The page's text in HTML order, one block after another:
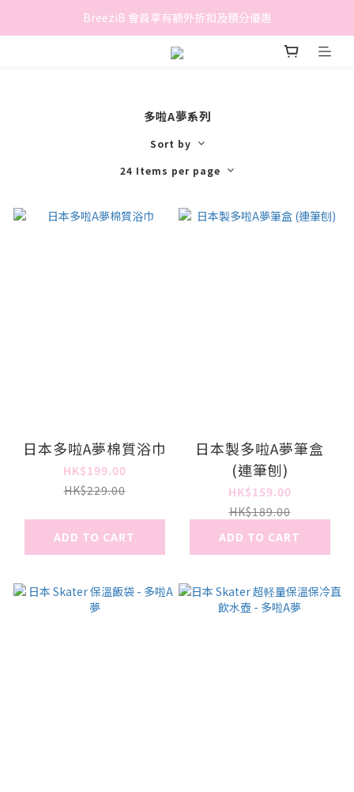
香港地區滿$500免費送貨 (離島區及偏遠地區除外)
BreeziB 會員享有額外折扣及積分優惠
香港地區滿$500免費送貨 (離島區及偏遠地區除外)
多啦A夢系列
Sort by
24 Items per page
日本多啦A夢棉質浴巾
HK$199.00
HK$229.00
ADD TO CART
日本製多啦A夢筆盒
(連筆刨)
HK$159.00
HK$189.00
ADD TO CART